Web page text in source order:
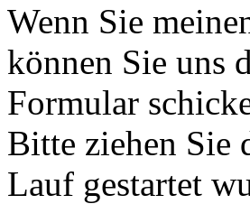
+
−
Wenn Sie
können Sie uns
Formular
Bitte ziehen Sie
Lauf gestartet